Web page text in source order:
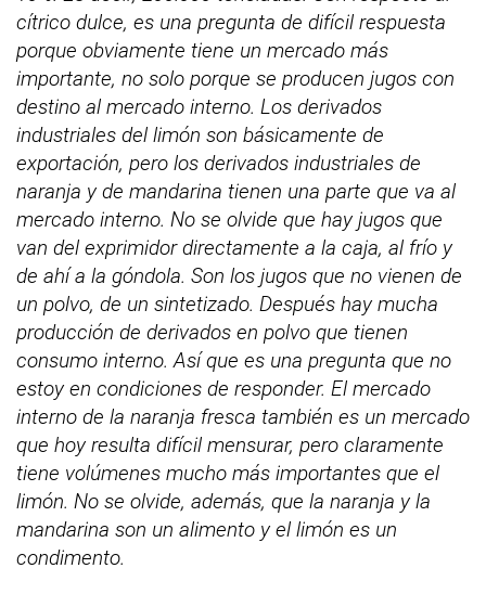
cítrico dulce, es una pregunta de difícil respuesta
porque obviamente tiene un mercado más
importante, no solo porque se producen jugos con
destino al mercado interno. Los derivados
industriales del limón son básicamente de
exportación, pero los derivados industriales de
naranja y de mandarina tienen una parte que va al
mercado interno. No se olvide que hay jugos que
van del exprimidor directamente a la caja, al frío y
de ahí a la góndola. Son los jugos que no vienen de
un polvo, de un sintetizado. Después hay mucha
producción de derivados en polvo que tienen
consumo interno. Así que es una pregunta que no
estoy en condiciones de responder. El mercado
interno de la naranja fresca también es un mercado
que hoy resulta difícil mensurar, pero claramente
tiene volúmenes mucho más importantes que el
limón. No se olvide, además, que la naranja y la
mandarina son un alimento y el limón es un
condimento.